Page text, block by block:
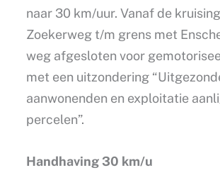
naar 30 km/uur. Vanaf de
Zoekerweg t/m grens met
weg afgesloten voor
met een uitzondering
aanwonenden en exploitatie
percelen”.
Handhaving 30 km/u